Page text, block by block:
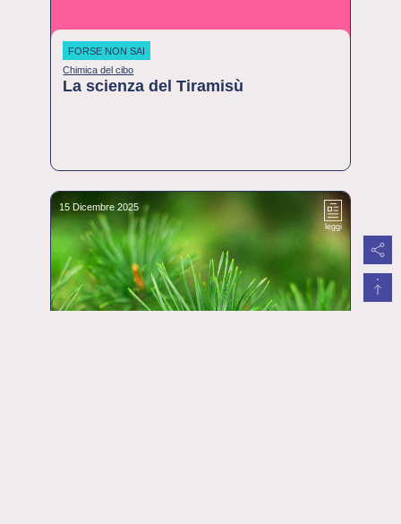
FORSE NON SAI
Chimica del cibo
La scienza del Tiramisù
15 Dicembre 2025
leggi